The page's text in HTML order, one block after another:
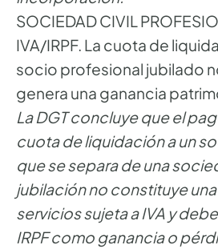
SOCIEDAD CIVIL
IVA/IRPF. La cuota de
socio profesional jubilado
genera una ganancia
La DGT concluye que el
cuota de liquidación a un
que se separa de una
jubilación no constituye
servicios sujeta a IVA y
IRPF como ganancia o